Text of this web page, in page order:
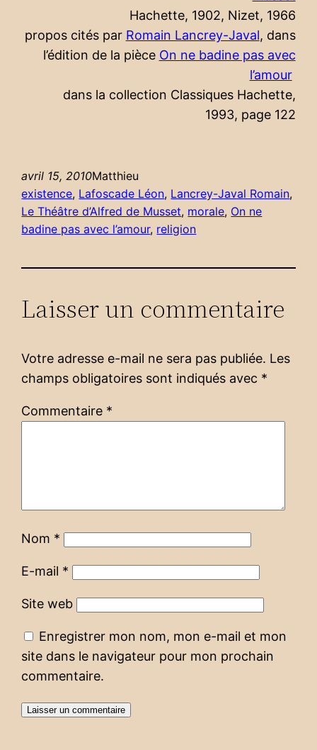
Hachette, 1902, Nizet, 1966
propos cités par Romain Lancrey-Javal, dans
l’édition de la pièce On ne badine pas avec
l’amour
dans la collection Classiques Hachette,
1993, page 122
avril 15, 2010Matthieu
existence, Lafoscade Léon, Lancrey-Javal Romain
Le Théâtre d’Alfred de Musset, morale, On ne
badine pas avec l’amour, religion
Laisser un commentaire
Votre adresse e-mail ne sera pas publiée. Les
champs obligatoires sont indiqués avec *
Commentaire *
Nom *
E-mail *
Site web
Enregistrer mon nom, mon e-mail et mon
site dans le navigateur pour mon prochain
commentaire.